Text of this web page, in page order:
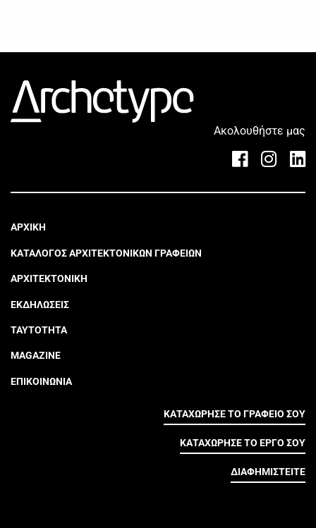
Ακολουθήστε μας
ΑΡΧΙΚΗ
ΚΑΤΑΛΟΓΟΣ ΑΡΧΙΤΕΚΤΟΝΙΚΩΝ ΓΡΑΦΕΙΩΝ
ΑΡΧΙΤΕΚΤΟΝΙΚΗ
ΕΚΔΗΛΩΣΕΙΣ
ΤΑΥΤΟΤΗΤΑ
MAGAZINE
ΕΠΙΚΟΙΝΩΝΙΑ
ΚΑΤΑΧΩΡΗΣΕ ΤΟ ΓΡΑΦΕΙΟ ΣΟΥ
ΚΑΤΑΧΩΡΗΣΕ ΤΟ ΕΡΓΟ ΣΟΥ
ΔΙΑΦΗΜΙΣΤΕΙΤΕ